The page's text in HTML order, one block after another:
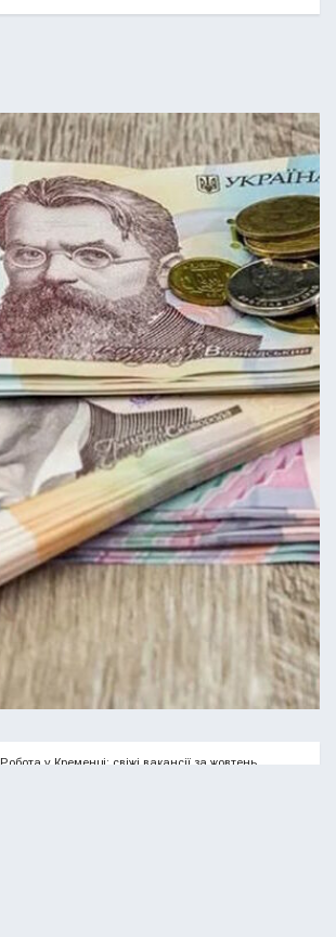
Робота у Кременці: свіжі вакансії за жовтень